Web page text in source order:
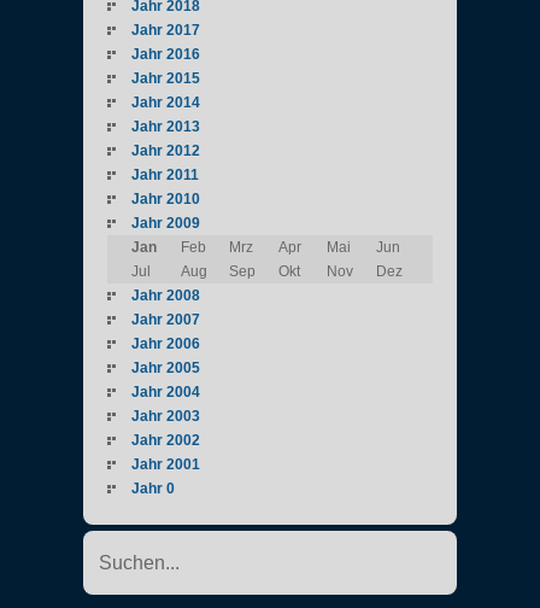
Jahr 2018
Jahr 2017
Jahr 2016
Jahr 2015
Jahr 2014
Jahr 2013
Jahr 2012
Jahr 2011
Jahr 2010
Jahr 2009
Jan
Feb Mrz Apr Mai
Jun
Jul
Aug Sep Okt Nov
Dez
Jahr 2008
Jahr 2007
Jahr 2006
Jahr 2005
Jahr 2004
Jahr 2003
Jahr 2002
Jahr 2001
Jahr 0